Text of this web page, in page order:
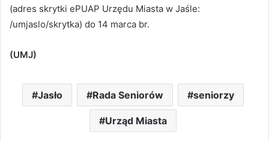
(adres skrytki ePUAP Urzędu Miasta w Jaśle:
/umjaslo/skrytka) do 14 marca br.
(UMJ)
Jasło Rada Seniorów seniorzy
Urząd Miasta